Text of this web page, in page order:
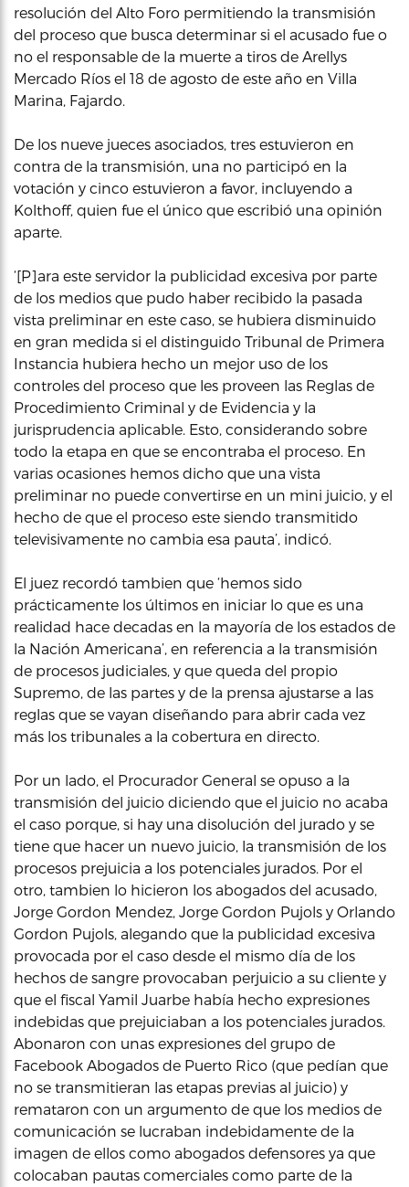
resolución del Alto Foro permitiendo la transmisión
del proceso que busca determinar si el acusado fue o
no el responsable de la muerte a tiros de Arellys
Mercado Ríos el 18 de agosto de este año en Villa
Marina, Fajardo.
De los nueve jueces asociados, tres estuvieron en
contra de la transmisión, una no participó en la
votación y cinco estuvieron a favor, incluyendo a
Kolthoff, quien fue el único que escribió una opinión
aparte.
‘[P]ara este servidor la publicidad excesiva por parte
de los medios que pudo haber recibido la pasada
vista preliminar en este caso, se hubiera disminuido
en gran medida si el distinguido Tribunal de Primera
Instancia hubiera hecho un mejor uso de los
controles del proceso que les proveen las Reglas de
Procedimiento Criminal y de Evidencia y la
jurisprudencia aplicable. Esto, considerando sobre
todo la etapa en que se encontraba el proceso. En
varias ocasiones hemos dicho que una vista
preliminar no puede convertirse en un mini juicio, y el
hecho de que el proceso este siendo transmitido
televisivamente no cambia esa pauta’, indicó.
El juez recordó tambien que ‘hemos sido
prácticamente los últimos en iniciar lo que es una
realidad hace decadas en la mayoría de los estados de
la Nación Americana’, en referencia a la transmisión
de procesos judiciales, y que queda del propio
Supremo, de las partes y de la prensa ajustarse a las
reglas que se vayan diseñando para abrir cada vez
más los tribunales a la cobertura en directo.
Por un lado, el Procurador General se opuso a la
transmisión del juicio diciendo que el juicio no acaba
el caso porque, si hay una disolución del jurado y se
tiene que hacer un nuevo juicio, la transmisión de los
procesos prejuicia a los potenciales jurados. Por el
otro, tambien lo hicieron los abogados del acusado,
Jorge Gordon Mendez, Jorge Gordon Pujols y Orlando
Gordon Pujols, alegando que la publicidad excesiva
provocada por el caso desde el mismo día de los
hechos de sangre provocaban perjuicio a su cliente y
que el fiscal Yamil Juarbe había hecho expresiones
indebidas que prejuiciaban a los potenciales jurados.
Abonaron con unas expresiones del grupo de
Facebook Abogados de Puerto Rico (que pedían que
no se transmitieran las etapas previas al juicio) y
remataron con un argumento de que los medios de
comunicación se lucraban indebidamente de la
imagen de ellos como abogados defensores ya que
colocaban pautas comerciales como parte de la